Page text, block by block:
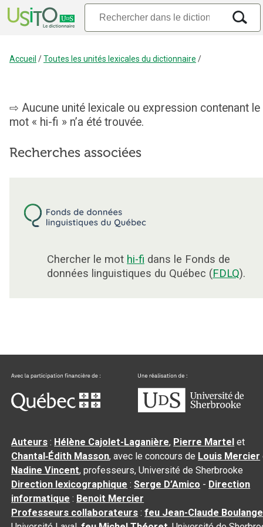
Accueil /Toutes les unités lexicales du dictionnaire /
Aucune unité lexicale ou expression contenant le
mot « hi-fi » n’a été trouvée.
Recherches associées
Chercher le mot hi-fi dans le Fonds de
données linguistiques du Québec (FDLQ).
Auteurs : Hélène Cajolet-Laganière, Pierre Martel et
Chantal‑Édith Masson, avec le concours de Louis Mercier
Nadine Vincent, professeurs, Université de Sherbrooke
Direction lexicographique :Serge D’Amico - Direction
informatique : Benoit Mercier
Professeurs collaborateurs :feu Jean-Claude